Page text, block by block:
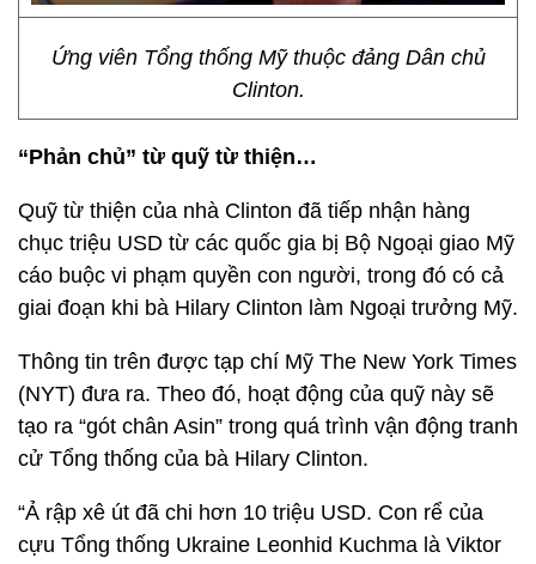
Ứng viên Tổng thống Mỹ thuộc đảng Dân chủ
Clinton.
“Phản chủ” từ quỹ từ thiện…
Quỹ từ thiện của nhà Clinton đã tiếp nhận hàng
chục triệu USD từ các quốc gia bị Bộ Ngoại giao Mỹ
cáo buộc vi phạm quyền con người, trong đó có cả
giai đoạn khi bà Hilary Clinton làm Ngoại trưởng Mỹ.
Thông tin trên được tạp chí Mỹ The New York Times
(NYT) đưa ra. Theo đó, hoạt động của quỹ này sẽ
tạo ra “gót chân Asin” trong quá trình vận động tranh
cử Tổng thống của bà Hilary Clinton.
“Ả rập xê út đã chi hơn 10 triệu USD. Con rể của
cựu Tổng thống Ukraine Leonhid Kuchma là Viktor